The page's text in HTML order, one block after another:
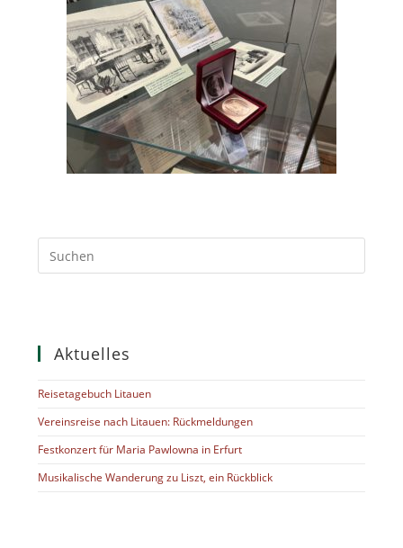
Aktuelles
Reisetagebuch Litauen
Vereinsreise nach Litauen: Rückmeldungen
Festkonzert für Maria Pawlowna in Erfurt
Musikalische Wanderung zu Liszt, ein Rückblick